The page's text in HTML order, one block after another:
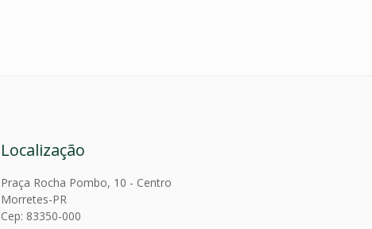
Localização
Praça Rocha Pombo, 10 - Centro
Morretes-PR
Cep: 83350-000